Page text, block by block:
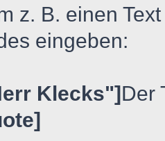
z. B. einen
eingeben:
Klecks"]Der